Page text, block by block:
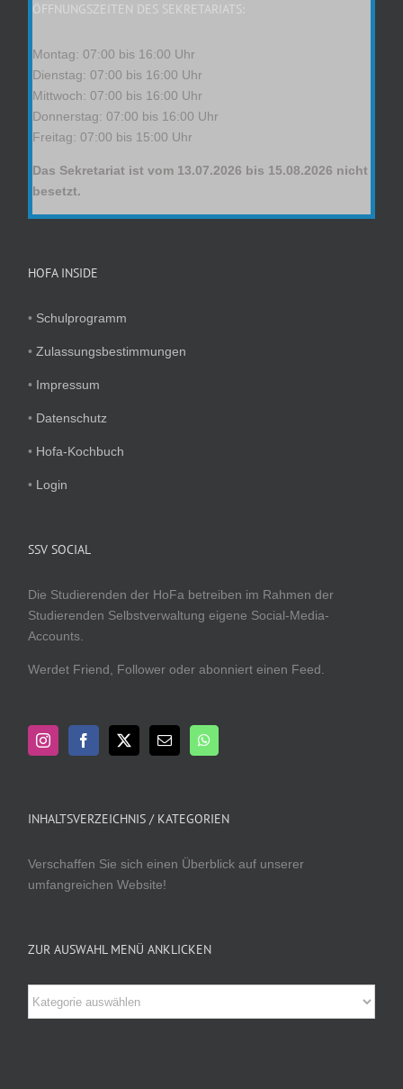
ÖFFNUNGSZEITEN DES SEKRETARIATS:
Montag: 07:00 bis 16:00 Uhr
Dienstag: 07:00 bis 16:00 Uhr
Mittwoch: 07:00 bis 16:00 Uhr
Donnerstag: 07:00 bis 16:00 Uhr
Freitag: 07:00 bis 15:00 Uhr
Das Sekretariat ist vom 13.07.2026 bis 15.08.2026 nicht
besetzt.
HOFA INSIDE
• Schulprogramm
•Zulassungsbestimmungen
• Impressum
• Datenschutz
• Hofa-Kochbuch
• Login
SSV SOCIAL
Die Studierenden der HoFa betreiben im Rahmen der
Studierenden Selbstverwaltung eigene Social-Media-
Accounts.
Werdet Friend, Follower oder abonniert einen Feed.
INHALTSVERZEICHNIS / KATEGORIEN
Verschaffen Sie sich einen Überblick auf unserer
umfangreichen Website!
ZUR AUSWAHL MENÜ ANKLICKEN
Zur
Auswahl